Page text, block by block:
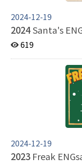
2024-12-19
2024Santa's
619
2024-12-19
2023 Freak